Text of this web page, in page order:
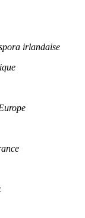
irlandaise